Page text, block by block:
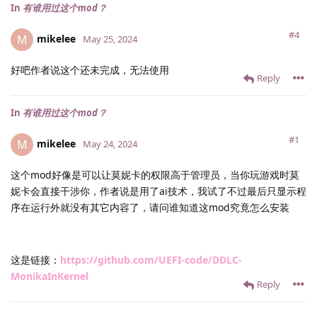
In 有谁用过这个mod？
M mikelee #4
May 25, 2024
好吧作者说这个还未完成，无法使用
Reply
In 有谁用过这个mod？
M mikelee #1
May 24, 2024
这个mod好像是可以让莫妮卡的权限高于管理员，当你玩游戏时莫
妮卡会直接干涉你，作者说是用了ai技术，我试了不过最后只显示程
序在运行外就没有其它内容了，请问谁知道这mod究竟怎么安装
这是链接： https://github.com/UEFI-code/DDLC-
MonikaInKernel
Reply